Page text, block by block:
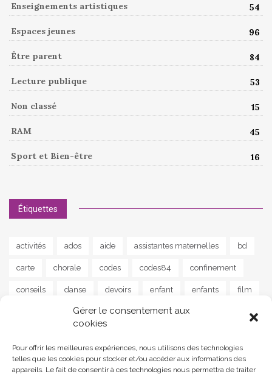
Gérer le consentement aux
cookies
Pour offrir les meilleures expériences, nous utilisons des technologies
telles que les cookies pour stocker et/ou accéder aux informations des
appareils. Le fait de consentir à ces technologies nous permettra de traiter
Enseignements artistiques 54
Espaces jeunes 96
Être parent 84
Lecture publique 53
Non classé 15
RAM 45
Sport et Bien-être 16
Étiquettes
activités ados aide assistantes maternelles bd
carte chorale codes codes84 confinement
conseils danse devoirs enfant enfants film
instrument jeu jeunes lapalud
news parents poisson poème programme